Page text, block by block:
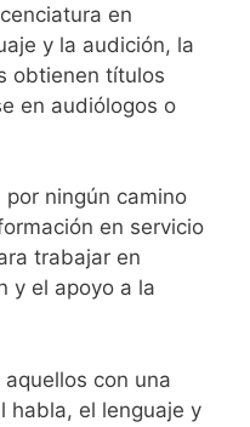
en
y la audición, la
obtienen títulos
en audiólogos o
ningún camino
en servicio
trabajar en
y el apoyo a la
con una
habla, el lenguaje y